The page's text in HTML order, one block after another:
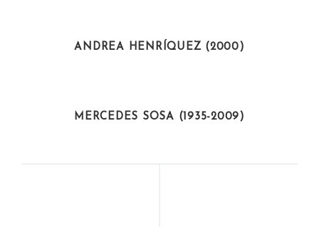
ANDREA HENRÍQUEZ (2000)
MERCEDES SOSA (1935-2009)